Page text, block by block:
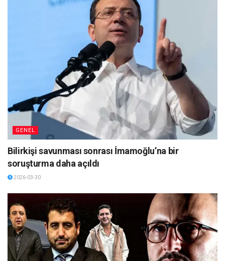
GENEL
Bilirkişi savunması sonrası İmamoğlu’na bir
soruşturma daha açıldı
2026-03-30